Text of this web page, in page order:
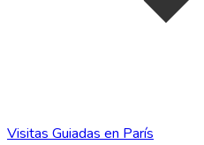
Visitas Guiadas en París